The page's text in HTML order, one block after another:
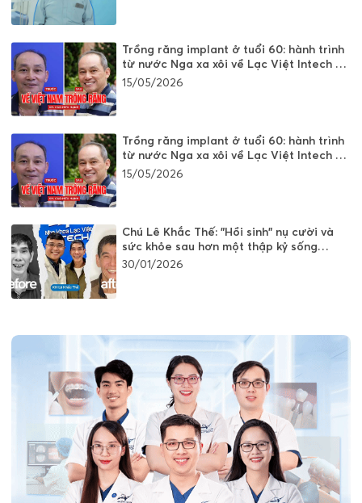
Trồng răng implant ở tuổi 60: hành trình
từ nước Nga xa xôi về Lạc Việt Intech để
"hồi sinh" hàm răng hỏng
15/05/2026
Trồng răng implant ở tuổi 60: hành trình
từ nước Nga xa xôi về Lạc Việt Intech để
"hồi sinh" hàm răng hỏng
15/05/2026
Chú Lê Khắc Thế: "Hồi sinh" nụ cười và
sức khỏe sau hơn một thập kỷ sống
chung với nỗi ám ảnh mất răng
30/01/2026